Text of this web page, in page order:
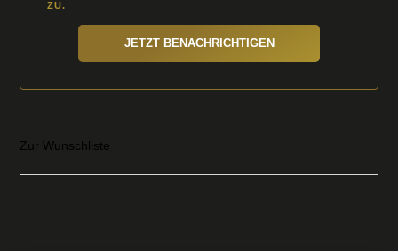
ZU.
JETZT BENACHRICHTIGEN
Zur Wunschliste